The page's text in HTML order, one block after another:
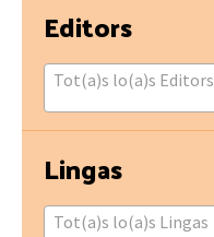
Editors
Tot(a)s lo(a)s Editors
Lingas
Tot(a)s lo(a)s Lingas